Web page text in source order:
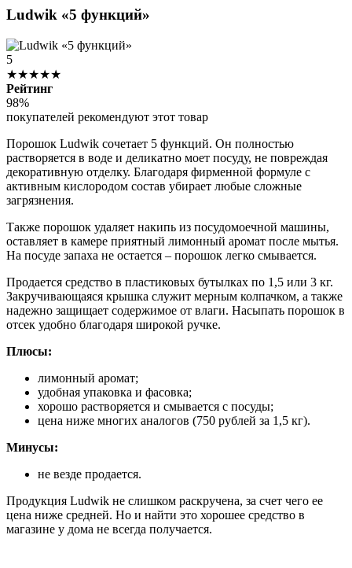
Ludwik «5 функций»
5
★★★★★
Рейтинг
98%
покупателей рекомендуют этот товар
Порошок Ludwik сочетает 5 функций. Он полностью
растворяется в воде и деликатно моет посуду, не повреждая
декоративную отделку. Благодаря фирменной формуле с
активным кислородом состав убирает любые сложные
загрязнения.
Также порошок удаляет накипь из посудомоечной машины,
оставляет в камере приятный лимонный аромат после мытья.
На посуде запаха не остается – порошок легко смывается.
Продается средство в пластиковых бутылках по 1,5 или 3 кг.
Закручивающаяся крышка служит мерным колпачком, а также
надежно защищает содержимое от влаги. Насыпать порошок в
отсек удобно благодаря широкой ручке.
Плюсы:
лимонный аромат;
удобная упаковка и фасовка;
хорошо растворяется и смывается с посуды;
цена ниже многих аналогов (750 рублей за 1,5 кг).
Минусы:
не везде продается.
Продукция Ludwik не слишком раскручена, за счет чего ее
цена ниже средней. Но и найти это хорошее средство в
магазине у дома не всегда получается.